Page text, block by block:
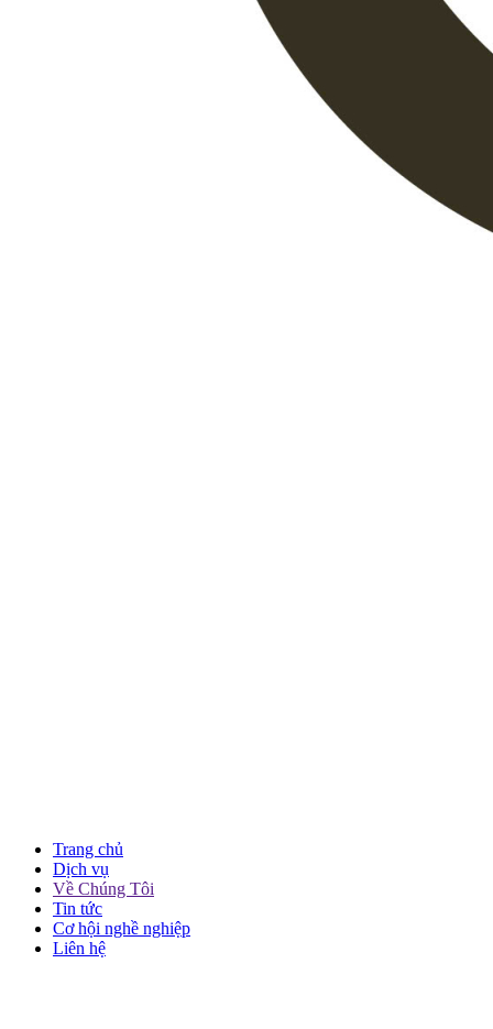
Trang chủ
Dịch vụ
Về Chúng Tôi
Tin tức
Cơ hội nghề nghiệp
Liên hệ